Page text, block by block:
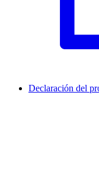
Declaración del